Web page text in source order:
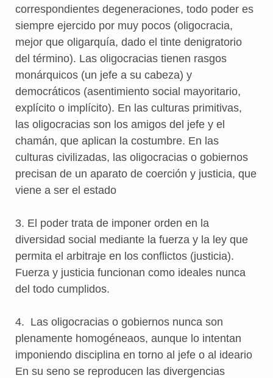
correspondientes degeneraciones, todo poder es
siempre ejercido por muy pocos (oligocracia,
mejor que oligarquía, dado el tinte denigratorio
del término). Las oligocracias tienen rasgos
monárquicos (un jefe a su cabeza) y
democráticos (asentimiento social mayoritario,
explícito o implícito). En las culturas primitivas,
las oligocracias son los amigos del jefe y el
chamán, que aplican la costumbre. En las
culturas civilizadas, las oligocracias o gobiernos
precisan de un aparato de coerción y justicia, que
viene a ser el estado
3. El poder trata de imponer orden en la
diversidad social mediante la fuerza y la ley que
permita el arbitraje en los conflictos (justicia).
Fuerza y justicia funcionan como ideales nunca
del todo cumplidos.
4. Las oligocracias o gobiernos nunca son
plenamente homogéneaos, aunque lo intentan
imponiendo disciplina en torno al jefe o al ideario
En su seno se reproducen las divergencias